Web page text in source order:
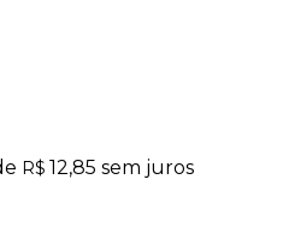
R$ 12,85 sem juros